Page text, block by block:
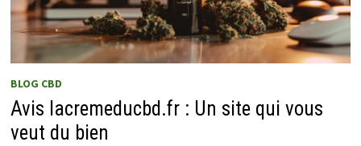
BLOG CBD
Avis lacremeducbd.fr : Un site qui vous
veut du bien